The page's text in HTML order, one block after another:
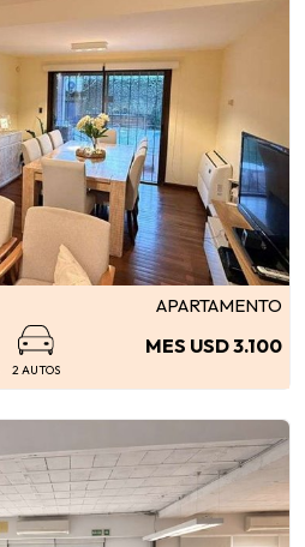
APARTAMENTO
2 AUTOS
MES USD 3.100